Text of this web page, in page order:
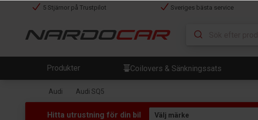
5 Stjärnor på Trustpilot Sveriges bästa service
Produkter Coilovers & Sänkningssats
Audi Audi SQ5
Hitta utrustning för din bil